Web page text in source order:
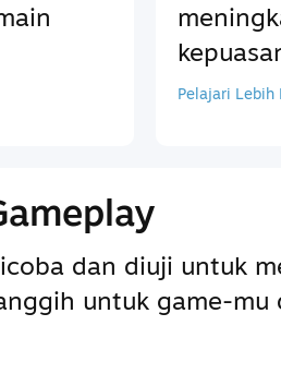
Pelajari Lebih
dan diuji untuk
untuk game-mu